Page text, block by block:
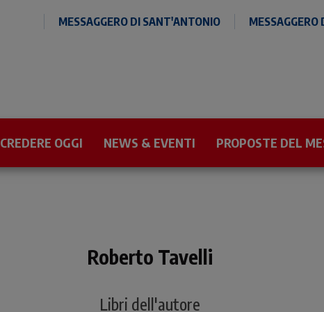
MESSAGGERO DI SANT'ANTONIO MESSAGGERO
CREDERE OGGI NEWS & EVENTI PROPOSTE DEL
Roberto Tavelli
Libri dell'autore